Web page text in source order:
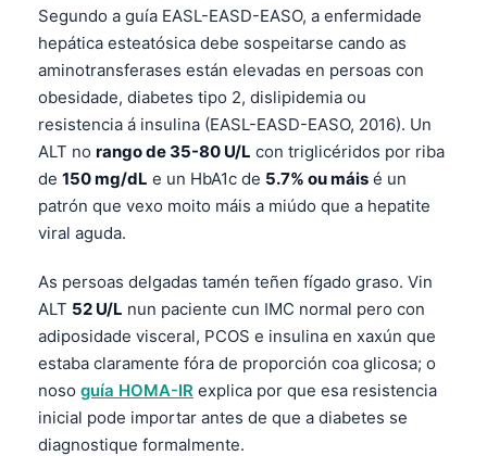
Segundo a guía EASL-EASD-EASO, a enfermidade
hepática esteatósica debe sospeitarse cando as
aminotransferases están elevadas en persoas con
obesidade, diabetes tipo 2, dislipidemia ou
resistencia á insulina (EASL-EASD-EASO, 2016). Un
ALT no rango de 35-80 U/L con triglicéridos por riba
de 150 mg/dL e un HbA1c de 5.7% ou máis é un
patrón que vexo moito máis a miúdo que a hepatite
viral aguda.
As persoas delgadas tamén teñen fígado graso. Vin
ALT 52 U/L nun paciente cun IMC normal pero con
adiposidade visceral, PCOS e insulina en xaxún que
estaba claramente fóra de proporción coa glicosa; o
noso guía HOMA-IR explica por que esa resistencia
inicial pode importar antes de que a diabetes se
diagnostique formalmente.
ພາສາລາວ
Basa Jawa
Cebuano
ئۇيغۇرچە
Кыргызча
Беларуская мова
Esperanto
Frysk
Ślōnskŏ gŏdka
Norsk bokmål